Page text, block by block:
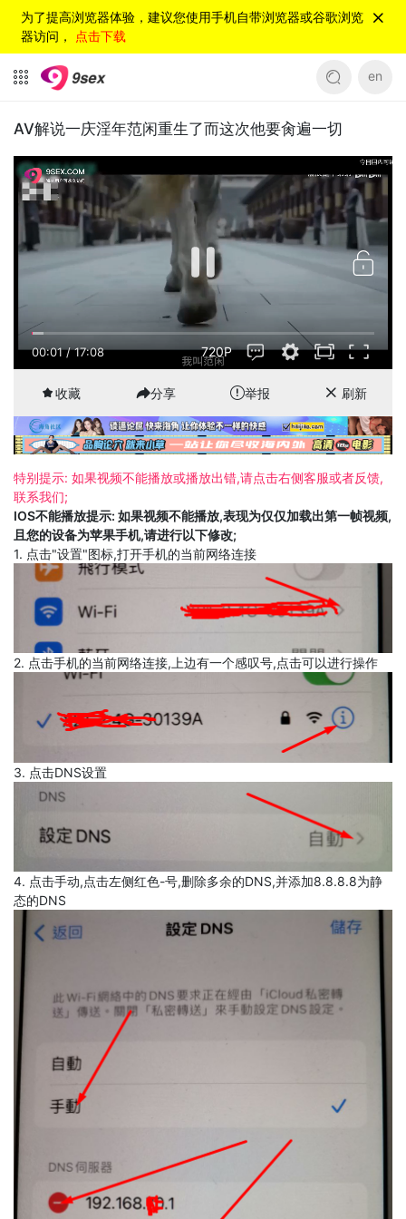
为了提高浏览器体验，建议您使用手机自带浏览器或谷歌浏览
器访问， 点击下载
en
AV解说一庆淫年范闲重生了而这次他要肏遍一切
00:02/17:08 720P
收藏 分享 举报 刷新
特别提示: 如果视频不能播放或播放出错,请点击右侧客服或者反馈,
联系我们;
IOS不能播放提示: 如果视频不能播放,表现为仅仅加载出第一帧视频,
且您的设备为苹果手机,请进行以下修改;
1. 点击"设置"图标,打开手机的当前网络连接
2. 点击手机的当前网络连接,上边有一个感叹号,点击可以进行操作
3. 点击DNS设置
4. 点击手动,点击左侧红色-号,删除多余的DNS,并添加8.8.8.8为静
态的DNS